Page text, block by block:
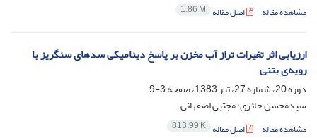
مشاهده مقاله اصل مقاله 1.86 M
ارزیابی اثر تغیرات تراز آب مخزن بر پاسخ دینامیکی سدهای سنگریز با
رویه‌ی بتنی
دوره 20، شماره 27، تیر 1383، صفحه
3-9
سیدمحسن حائری؛ مجتبی اصفهانی
مشاهده مقاله اصل مقاله 813.99 K